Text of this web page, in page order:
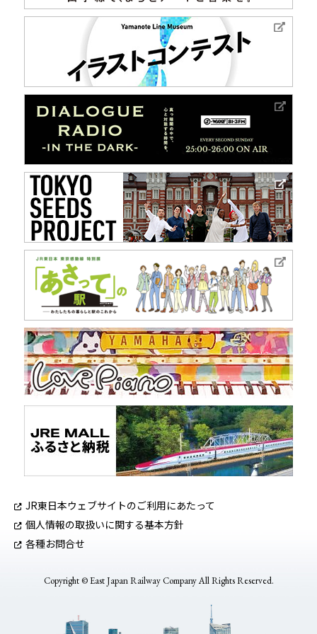
JR東日本ウェブサイトのご利用にあたって
個人情報の取扱いに関する基本方針
各種お問合せ
Copyright © East Japan Railway Company All Rights Reserved.